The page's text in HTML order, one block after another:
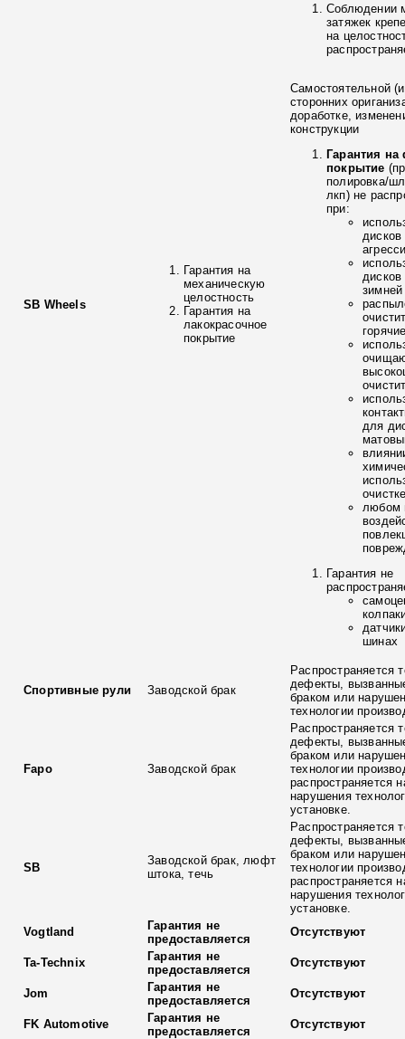
SB Wheels
Гарантия на
механическую
целостность
Гарантия на
лакокрасочное
покрытие
Соблюдении
затяжек
на
Самостоятельной
сторонних
доработке,
конструкции
Гарантия
покрытие
полировка/
лкп) не
при:
зимней
для
любом
Гарантия не
шинах
Спортивные рули Заводской брак
Распространяется
дефекты,
браком или
технологии
Fapo Заводской брак
Распространяется
дефекты,
браком или
технологии
распространяется
нарушения
установке.
SB
Заводской брак, люфт
штока, течь
Распространяется
дефекты,
браком или
технологии
распространяется
нарушения
установке.
Vogtland
Гарантия не
предоставляется
Отсутствуют
Ta-Technix
Гарантия не
предоставляется
Отсутствуют
Jom
Гарантия не
предоставляется
Отсутствуют
FK Automotive
Гарантия не
предоставляется
Отсутствуют